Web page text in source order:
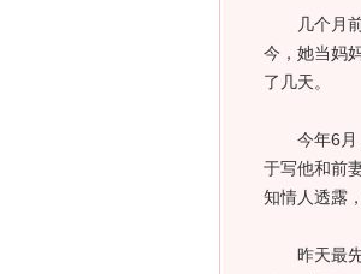
几个月前
今，她当妈
了几天。
今年6月，
于写他和前
知情人透露
昨天最先